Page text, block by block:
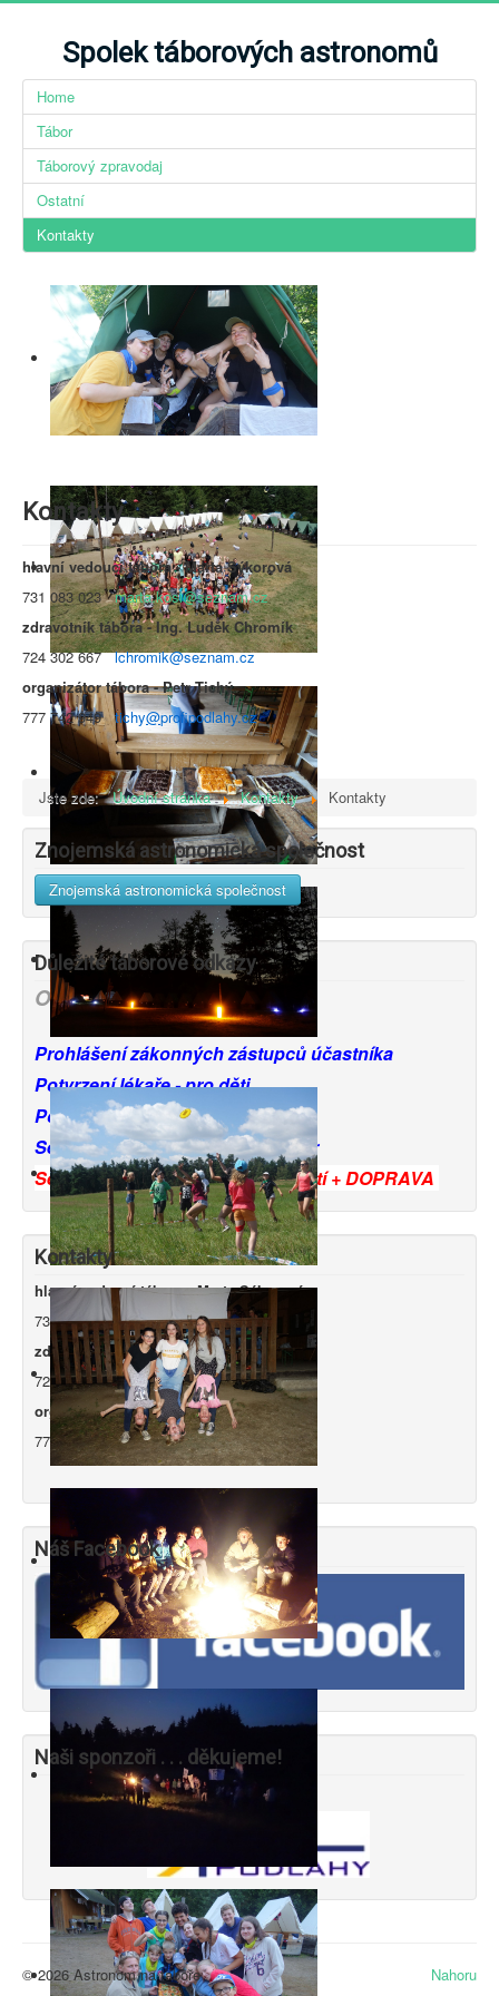
Spolek táborových astronomů
Home
Tábor
Táborový zpravodaj
Ostatní
Kontakty
Kontakty
hlavní vedoucí tábora - Marta Sýkorová
731 083 023 marta.kosi@seznam.cz
zdravotník tábora - Ing. Luděk Chromík
724 302 667lchromik@seznam.cz
organizátor tábora - Petr Tichý
777 742 949tichy@profipodlahy.cz
Jste zde: Úvodní stránka Kontakty Kontakty
Znojemská astronomická společnost
Znojemská astronomická společnost
Důležité táborové odkazy
ON LINE přihláška
Prohlášení zákonných zástupců účastníka
Potvrzení lékaře - pro děti
Potvrzení lékaře - pro vedoucí
Seznam věcí potřebných na tábor
Seznam závazně přihlášených dětí + DOPRAVA
Kontakty
hlavní vedoucí tábora - Marta Sýkorová
731 083 023
marta.kosi@seznam.cz
zdravotník tábora - Ing. Luděk Chromík
724 302 667lchromik@seznam.cz
organizátor tábora - Petr Tichý
777 742 949tichy@profipodlahy.cz
Náš Facebook
Naši sponzoři . . . děkujeme!
Nahoru
© 2026 Astronom na táboře